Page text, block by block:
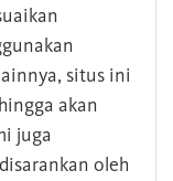
situs ini
akan
juga
oleh